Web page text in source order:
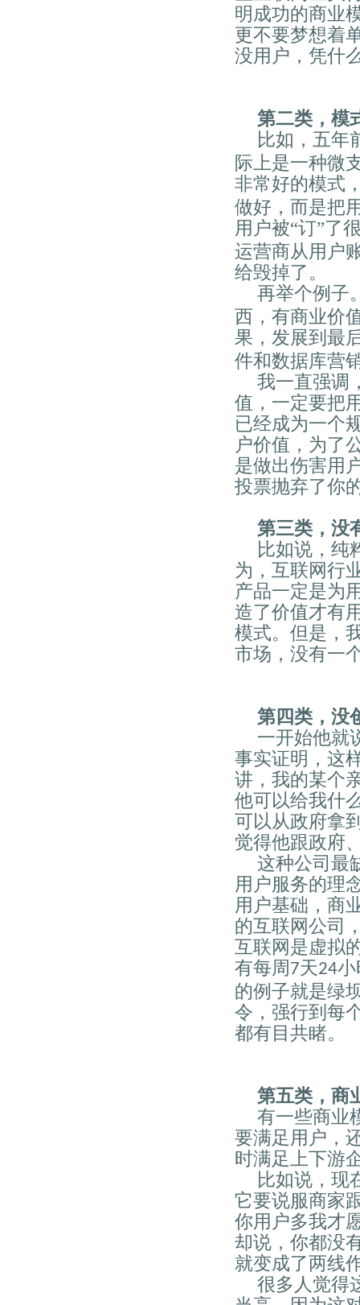
明成功的商业
更不要梦想着
没用户，凭什
第二类，模
比如，五年
际上是一种微
非常好的模式
做好，而是把
用户被“订”了
运营商从用户
给毁掉了。
再举个例子
西，有商业价
果，发展到最
件和数据库营
我一直强调
值，一定要把
已经成为一个
户价值，为了
是做出伤害用
投票抛弃了你
第三类，没
比如说，纯
为，互联网行
产品一定是为
造了价值才有
模式。但是，
市场，没有一
第四类，没
一开始他就
事实证明，这
讲，我的某个
他可以给我什
可以从政府拿
觉得他跟政府
这种公司最
用户服务的理
用户基础，商
的互联网公司
互联网是虚拟
有每周 7天24小
的例子就是绿
令，强行到每
都有目共睹。
第五类，商
有一些商业
要满足用户，
时满足上下游
比如说，现
它要说服商家
你用户多我才
却说，你都没
就变成了两线
很多人觉得